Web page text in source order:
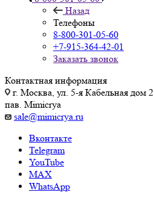
Назад
Телефоны
8-800-301-05-60
+7-915-364-42-01
Заказать звонок
Контактная информация
г. Москва, ул. 5-я Кабельная
пав. Mimicrya
sale@mimicrya.ru
Вконтакте
Telegram
YouTube
MAX
WhatsApp